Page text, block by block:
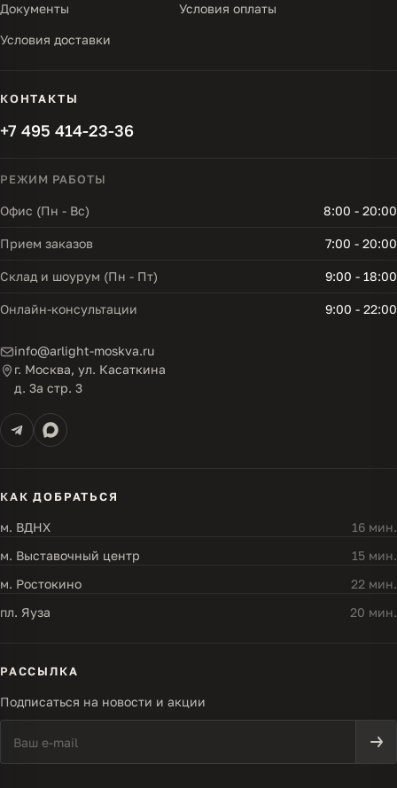
Документы Условия оплаты
Условия доставки
КОНТАКТЫ
+7 495 414-23-36
РЕЖИМ РАБОТЫ
Офис (Пн - Вс) 8:00 - 20:00
Прием заказов 7:00 - 20:00
Склад и шоурум (Пн - Пт) 9:00 - 18:00
Онлайн-консультации 9:00 - 22:00
info@arlight-moskva.ru
г. Москва, ул. Касаткина
д. 3а стр. 3
КАК ДОБРАТЬСЯ
м. ВДНХ
16 мин.
м. Выставочный центр
15 мин.
м. Ростокино
22 мин.
пл. Яуза
20 мин.
РАССЫЛКА
Подписаться на новости и акции